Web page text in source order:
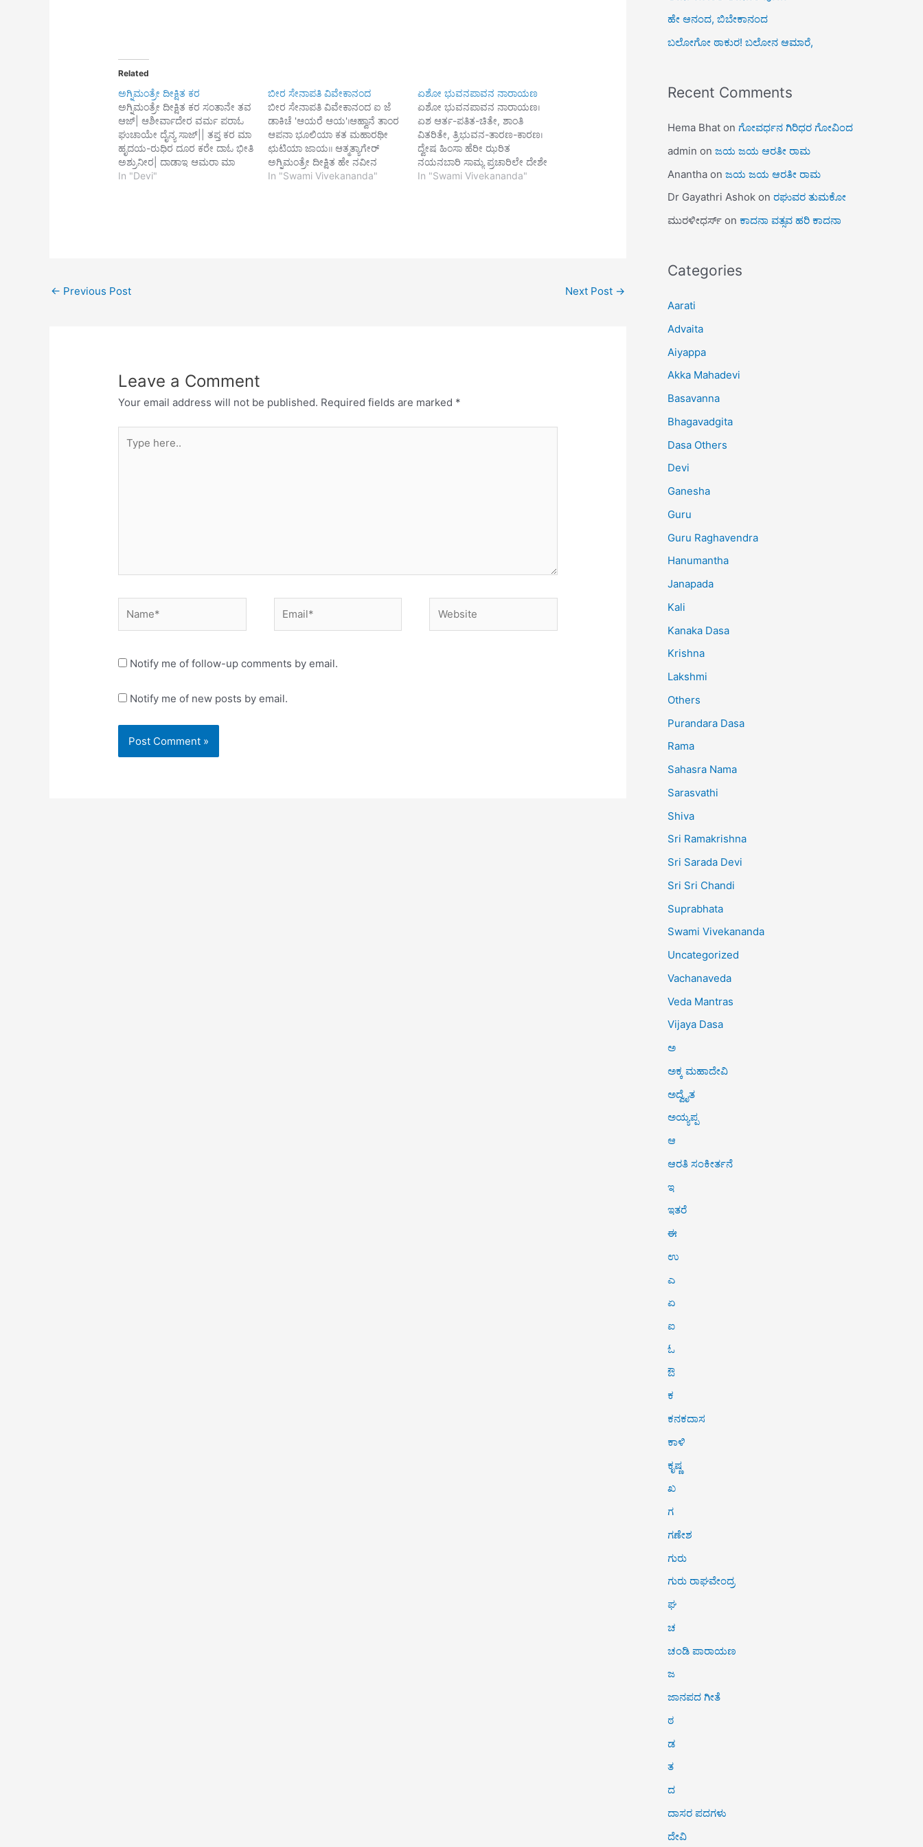
Related
ಅಗ್ನಿಮಂತ್ರೇ ದೀಕ್ಷಿತ ಕರ
ಅಗ್ನಿಮಂತ್ರೇ ದೀಕ್ಷಿತ ಕರ ಸಂತಾನೇ ತವ
ಆಜ್| ಆಶೀರ್ವಾದೇರ ವರ್ಮ ಪರಾಓ
ಘುಚಾಯೇ ದೈನ್ಯ ಸಾಜ್|| ತಪ್ತ ಕರ ಮಾ
ಹೃದಯ-ರುಧಿರ ದೂರ ಕರೇ ದಾಓ ಭೀತಿ
ಅಶ್ರುನೀರ| ದಾಡಾಇ ಆಮರಾ ಮಾ
ತೋರೇ ಘಿರಿಯಾ ವಿಶ್ವ ಸಭಾರ
In "Devi"
ಬೀರ ಸೇನಾಪತಿ ವಿವೇಕಾನಂದ
ಬೀರ ಸೇನಾಪತಿ ವಿವೇಕಾನಂದ ಐ ಜೆ
ಡಾಕಿಚೆ 'ಆಯರೆ ಆಯ'।ಆಹ್ವಾನೆ ತಾಂರ
ಆಪನಾ ಭೂಲಿಯಾ ಕತ ಮಹಾರಥೀ
ಛುಟಿಯಾ ಜಾಯ॥ ಆತ್ಮತ್ಯಾಗೇರ್
ಅಗ್ನಿಮಂತ್ರೇ ದೀಕ್ಷಿತ ಹೇ ನವೀನ
ತಂತ್ರೇ,ಭೋಗಬಾದ-ಜಾತ-ದೈತ್ಯ
In "Swami Vivekananda"
ಏಶೋ ಭುವನಪಾವನ ನಾರಾಯಣ
ಏಶೋ ಭುವನಪಾವನ ನಾರಾಯಣ।
ಏಶ ಆರ್ತ-ಪತಿತ-ಚಿತೇ, ಶಾಂತಿ
ವಿತರಿತೇ, ತ್ರಿಭುವನ-ತಾರಣ-ಕಾರಣ।
ದ್ವೇಷ ಹಿಂಸಾ ಹೆರೀ ಝರಿತ
ನಯನಬಾರಿ ಸಾಮ್ಯ ಪ್ರಚಾರಿಲೇ ದೇಶೇ
ದೇಶೇ ಘುರೀ, ಲಾಂಛನಾ ಸಹಿಲೇ,
In "Swami Vivekananda"
← Previous Post Next Post →
Leave a Comment
Your email address will not be published. Required fields are marked *
here..
Notify me of follow-up comments by email.
Notify me of new posts by email.
ಹೇ ಆನಂದ, ಬಿಬೇಕಾನಂದ
ಬಲೋಗೋ ಠಾಕುರ! ಬಲೋನ ಆಮಾರೆ,
Recent Comments
Hema Bhat on ಗೋವರ್ಧನ ಗಿರಿಧರ ಗೋವಿಂದ
admin on ಜಯ ಜಯ ಆರತೀ ರಾಮ
Anantha on ಜಯ ಜಯ ಆರತೀ ರಾಮ
Dr Gayathri Ashok on ರಘುವರ ತುಮಕೋ
ಮುರಳೀಧರ್ಸ್ on ಕಾದನಾ ವತ್ಸವ ಹರಿ ಕಾದನಾ
Categories
Aarati
Advaita
Aiyappa
Akka Mahadevi
Basavanna
Bhagavadgita
Dasa Others
Devi
Ganesha
Guru
Guru Raghavendra
Hanumantha
Janapada
Kali
Kanaka Dasa
Krishna
Lakshmi
Others
Purandara Dasa
Rama
Sahasra Nama
Sarasvathi
Shiva
Sri Ramakrishna
Sri Sarada Devi
Sri Sri Chandi
Suprabhata
Swami Vivekananda
Uncategorized
Vachanaveda
Veda Mantras
Vijaya Dasa
ಅ
ಅಕ್ಕ ಮಹಾದೇವಿ
ಅದ್ವೈತ
ಅಯ್ಯಪ್ಪ
ಆ
ಆರತಿ ಸಂಕೀರ್ತನೆ
ಇ
ಇತರೆ
ಈ
ಉ
ಎ
ಏ
ಐ
ಓ
ಔ
ಕ
ಕನಕದಾಸ
ಕಾಳಿ
ಕೃಷ್ಣ
ಖ
ಗ
ಗಣೇಶ
ಗುರು
ಗುರು ರಾಘವೇಂದ್ರ
ಘ
ಚ
ಚಂಡಿ ಪಾರಾಯಣ
ಜ
ಜಾನಪದ ಗೀತೆ
ಠ
ಡ
ತ
ದ
ದಾಸರ ಪದಗಳು
ದೇವಿ